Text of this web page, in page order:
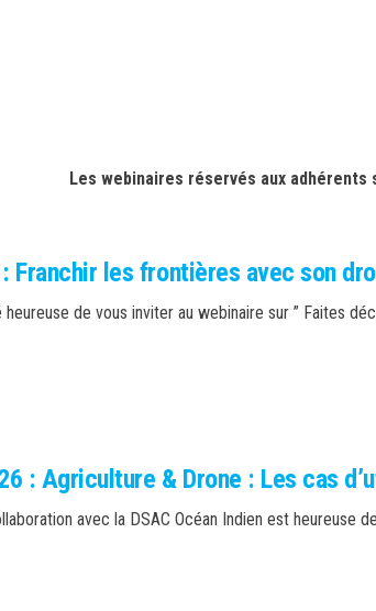
Les webinaires réservés aux
Franchir les frontières avec son
de vous inviter au webinaire sur ” Faites
: Agriculture & Drone : Les cas
avec la DSAC Océan Indien est heureuse